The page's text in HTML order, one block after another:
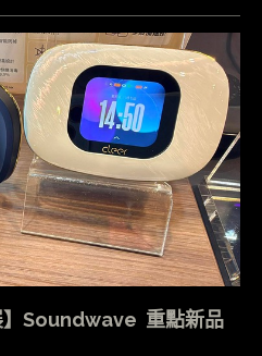
】Soundwave 重點新品